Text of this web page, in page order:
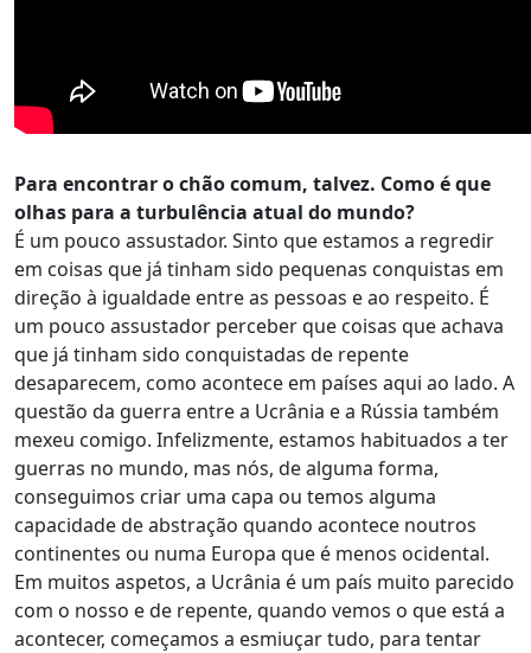
Para encontrar o chão comum, talvez. Como é que
olhas para a turbulência atual do mundo?
É um pouco assustador. Sinto que estamos a regredir
em coisas que já tinham sido pequenas conquistas em
direção à igualdade entre as pessoas e ao respeito. É
um pouco assustador perceber que coisas que achava
que já tinham sido conquistadas de repente
desaparecem, como acontece em países aqui ao lado. A
questão da guerra entre a Ucrânia e a Rússia também
mexeu comigo. Infelizmente, estamos habituados a ter
guerras no mundo, mas nós, de alguma forma,
conseguimos criar uma capa ou temos alguma
capacidade de abstração quando acontece noutros
continentes ou numa Europa que é menos ocidental.
Em muitos aspetos, a Ucrânia é um país muito parecido
com o nosso e de repente, quando vemos o que está a
acontecer, começamos a esmiuçar tudo, para tentar